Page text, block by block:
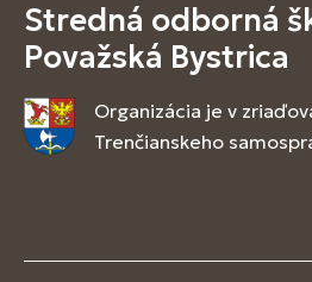
Stredná odborná
Považská Bystrica
Organizácia je v
Trenčianskeho